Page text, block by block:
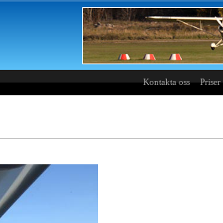
Kontakta oss Priser